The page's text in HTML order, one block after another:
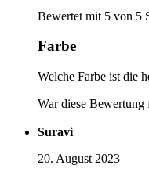
Bewertet mit 5 von 5
Farbe
Welche Farbe ist die
War diese
Suravi
20. August 2023